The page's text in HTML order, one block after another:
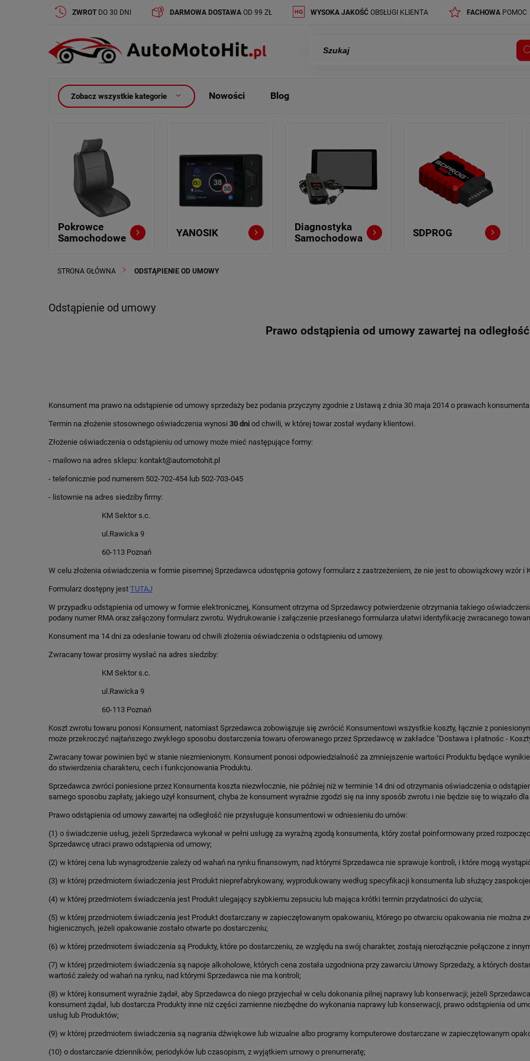
ZWROT DO 30 DNI DARMOWA DOSTAWA OD 99 ZŁ WYSOKA JAKOŚĆ OBSŁUGI KLIENTA FACHOWA POMOC
Zobacz wszystkie kategorie Nowości Blog
Pokrowce
Samochodowe
YANOSIK
Diagnostyka
Samochodowa
SDPROG
STRONA GŁÓWNA ODSTĄPIENIE OD UMOWY
Odstąpienie od umowy
Prawo odstąpienia od umowy zawartej na odległość
Konsument ma prawo na odstąpienie od umowy sprzedaży bez podania przyczyny zgodnie z Ustawą z dnia 30 maja 2014 o prawach
Termin na złożenie stosownego oświadczenia wynosi 30 dni od chwili, w której towar został wydany klientowi.
Złożenie oświadczenia o odstąpieniu od umowy może mieć następujące formy:
- mailowo na adres sklepu: kontakt@automotohit.pl
- telefonicznie pod numerem 502-702-454 lub 502-703-045
- listownie na adres siedziby firmy:
KM Sektor s.c.
ul.Rawicka 9
60-113 Poznań
W celu złożenia oświadczenia w formie pisemnej Sprzedawca udostępnia gotowy formularz z zastrzeżeniem, że nie jest to obowiązkowy wzór
Formularz dostępny jest TUTAJ
W przypadku odstąpienia od umowy w formie elektronicznej, Konsument otrzyma od Sprzedawcy potwierdzenie otrzymania takiego
podany numer RMA oraz załączony formularz zwrotu. Wydrukowanie i załączenie przesłanego formularza ułatwi identyfikację zwracanego
Konsument ma 14 dni za odesłanie towaru od chwili złożenia oświadczenia o odstąpieniu od umowy.
Zwracany towar prosimy wysłać na adres siedziby:
KM Sektor s.c.
ul.Rawicka 9
60-113 Poznań
Koszt zwrotu towaru ponosi Konsument, natomiast Sprzedawca zobowiązuje się zwrócić Konsumentowi wszystkie koszty, łącznie z
może przekroczyć najtańszego zwykłego sposobu dostarczenia towaru oferowanego przez Sprzedawcę w zakładce "Dostawa i płatnośc -
Zwracany towar powinien być w stanie niezmienionym. Konsument ponosi odpowiedzialność za zmniejszenie wartości Produktu będące
do stwierdzenia charakteru, cech i funkcjonowania Produktu.
Sprzedawca zwróci poniesione przez Konsumenta koszta niezwłocznie, nie później niż w terminie 14 dni od otrzymania oświadczenia o
samego sposobu zapłaty, jakiego użył konsument, chyba że konsument wyraźnie zgodzi się na inny sposób zwrotu i nie będzie się to wiązało
Prawo odstąpienia od umowy zawartej na odległość nie przysługuje konsumentowi w odniesieniu do umów:
(1) o świadczenie usług, jeżeli Sprzedawca wykonał w pełni usługę za wyraźną zgodą konsumenta, który został poinformowany przed
Sprzedawcę utraci prawo odstąpienia od umowy;
(2) w której cena lub wynagrodzenie zależy od wahań na rynku finansowym, nad którymi Sprzedawca nie sprawuje kontroli, i które mogą
(3) w której przedmiotem świadczenia jest Produkt nieprefabrykowany, wyprodukowany według specyfikacji konsumenta lub służący
(4) w której przedmiotem świadczenia jest Produkt ulegający szybkiemu zepsuciu lub mająca krótki termin przydatności do użycia;
(5) w której przedmiotem świadczenia jest Produkt dostarczany w zapieczętowanym opakowaniu, którego po otwarciu opakowania nie można
higienicznych, jeżeli opakowanie zostało otwarte po dostarczeniu;
(6) w której przedmiotem świadczenia są Produkty, które po dostarczeniu, ze względu na swój charakter, zostają nierozłącznie połączone z
(7) w której przedmiotem świadczenia są napoje alkoholowe, których cena została uzgodniona przy zawarciu Umowy Sprzedaży, a których
wartość zależy od wahań na rynku, nad którymi Sprzedawca nie ma kontroli;
(8) w której konsument wyraźnie żądał, aby Sprzedawca do niego przyjechał w celu dokonania pilnej naprawy lub konserwacji; jeżeli
konsument żądał, lub dostarcza Produkty inne niż części zamienne niezbędne do wykonania naprawy lub konserwacji, prawo odstąpienia od
usług lub Produktów;
(9) w której przedmiotem świadczenia są nagrania dźwiękowe lub wizualne albo programy komputerowe dostarczane w zapieczętowanym
(10) o dostarczanie dzienników, periodyków lub czasopism, z wyjątkiem umowy o prenumeratę;